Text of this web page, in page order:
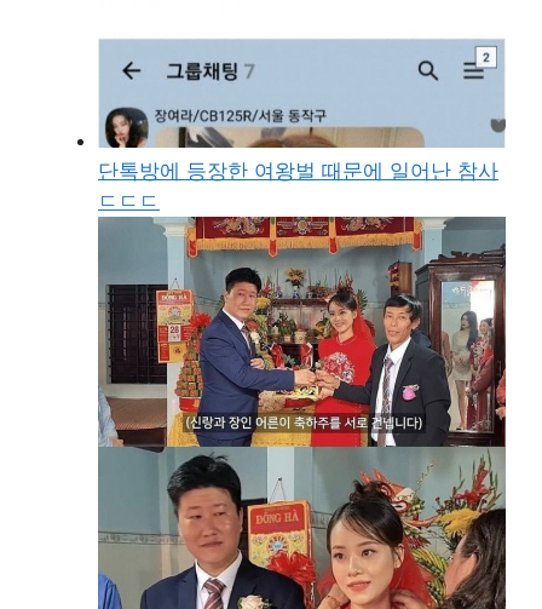
단톡방에 등장한 여왕벌 때문에 일어난 참사
ㄷㄷㄷ